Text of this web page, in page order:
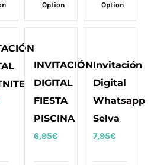
Option
Option
INVITACIÓN
DIGITAL
FIESTA
PISCINA
6,95€
Invitación
Digital
Whatsapp
Selva
7,95€